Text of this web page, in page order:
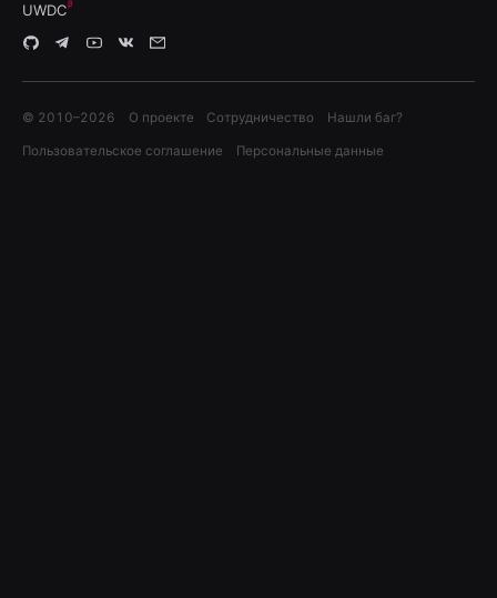
UWDC
© 2010–2026 О проекте Сотрудничество Нашли баг?
Пользовательское соглашение Персональные данные